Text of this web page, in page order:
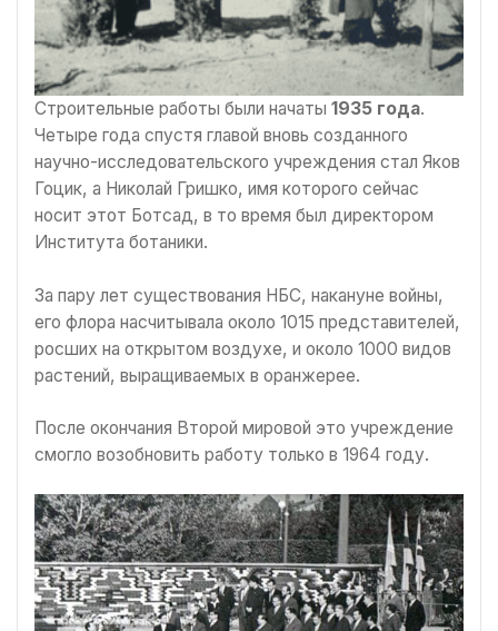
Строительные работы были начаты 1935 года.
Четыре года спустя главой вновь созданного
научно-исследовательского учреждения стал Яков
Гоцик, а Николай Гришко, имя которого сейчас
носит этот Ботсад, в то время был директором
Института ботаники.
За пару лет существования НБС, накануне войны,
его флора насчитывала около 1015 представителей,
росших на открытом воздухе, и около 1000 видов
растений, выращиваемых в оранжерее.
После окончания Второй мировой это учреждение
смогло возобновить работу только в 1964 году.